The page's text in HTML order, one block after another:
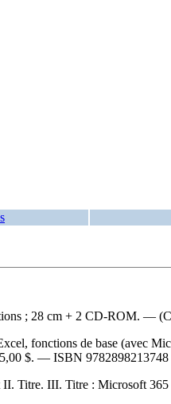
; 28 cm + 2 CD-ROM. —
fonctions de base (avec
5,00 $. — ISBN 9782898213748
Titre. III. Titre : Microsoft